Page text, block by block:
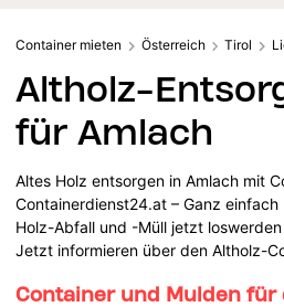
Container mieten Österreich Tirol
Altholz-
für Amlach
Altes Holz entsorgen in Amlach mit
Containerdienst24.at – Ganz einfach
Holz-Abfall und -Müll jetzt
Jetzt informieren über den Altholz-
Container und Mulden für